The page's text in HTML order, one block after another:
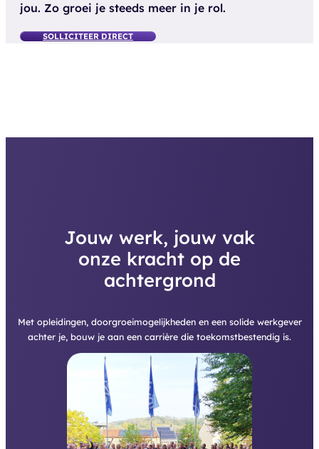
jou. Zo groei je steeds meer in je rol.
SOLLICITEER DIRECT
Jouw werk, jouw vak
onze kracht op de
achtergrond
Met opleidingen, doorgroeimogelijkheden en een solide werkgever
achter je, bouw je aan een carrière die toekomstbestendig is.